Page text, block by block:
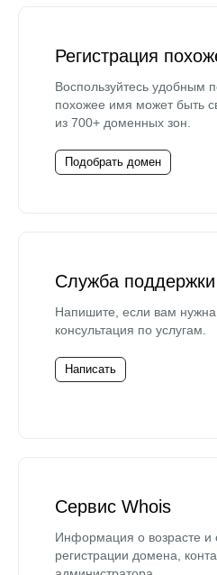
Регистрация
Воспользуйтесь удобным
похожее имя может быть
из 700+ доменных зон.
Подобрать домен
Служба поддержки
Напишите, если вам
консультация по услугам.
Написать
Сервис Whois
Информация о возрасте и
регистрации домена,